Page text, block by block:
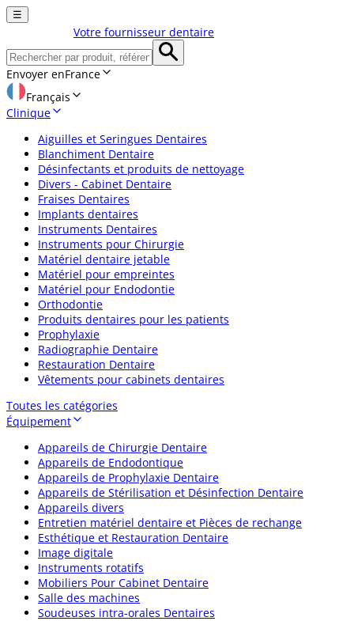
☰
Votre fournisseur dentaire
Envoyer enFrance
Français
Clinique
Aiguilles et Seringues Dentaires
Blanchiment Dentaire
Désinfectants et produits de nettoyage
Divers - Cabinet Dentaire
Fraises Dentaires
Implants dentaires
Instruments Dentaires
Instruments pour Chirurgie
Matériel dentaire jetable
Matériel pour empreintes
Matériel pour Endodontie
Orthodontie
Produits dentaires pour les patients
Prophylaxie
Radiographie Dentaire
Restauration Dentaire
Vêtements pour cabinets dentaires
Toutes les catégories
Équipement
Appareils de Chirurgie Dentaire
Appareils de Endodontique
Appareils de Prophylaxie Dentaire
Appareils de Stérilisation et Désinfection Dentaire
Appareils divers
Entretien matériel dentaire et Pièces de rechange
Esthétique et Restauration Dentaire
Image digitale
Instruments rotatifs
Mobiliers Pour Cabinet Dentaire
Salle des machines
Soudeuses intra-orales Dentaires